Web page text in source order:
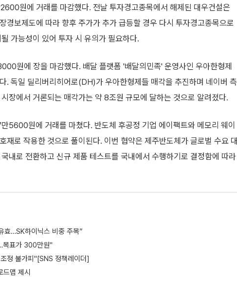
원에 거래를 마감했다. 전날 투자경고종목에서 해제된 대우건설은
경보제도에 따라 향후 주가가 추가 급등할 경우 다시 투자경고종목으로
가능성이 있어 투자 시 유의가 필요하다.
원에 장을 마감했다. 배달 플랫폼 '배달의민족' 운영사인 우아한형제
. 독일 딜리버리히어로(DH)가 우아한형제들 매각을 추진하며 네이버 측
장에서 거론되는 매각가는 약 8조원 규모에 달하는 것으로 알려졌다.
5600원에 거래를 마쳤다. 반도체 후공정 기업 에이팩트와 메모리 웨이
재로 작용한 것으로 풀이된다. 이번 협약은 제주반도체가 글로벌 수요 대
내로 전환하고 신규 제품 테스트를 국내에서 수행하기로 결정함에 따라
효…SK하이닉스 비중 주목”
목표가 300만원"
정 불가피"[SNS 정책레이더]
드맵 제시